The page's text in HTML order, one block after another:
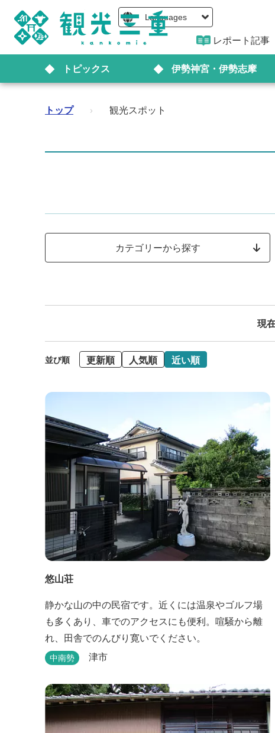
Languages
レポート記事
トピックス 伊勢神宮・伊勢志摩
トップ › 観光スポット
カテゴリーから探す
現
並び順 更新順 人気順 近い順
悠山荘
静かな山の中の民宿です。近くには温泉やゴルフ場
も多くあり、車でのアクセスにも便利。喧騒から離
れ、田舎でのんびり寛いでください。
中南勢 津市